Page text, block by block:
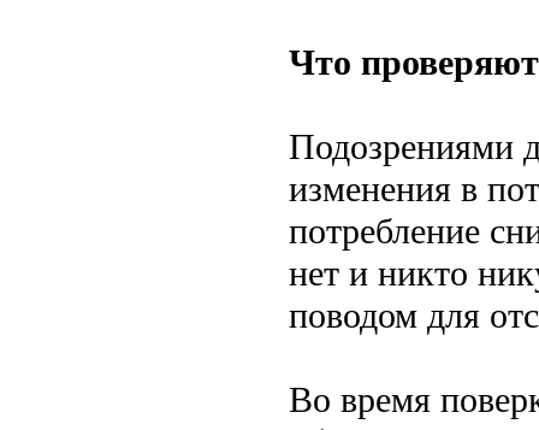
Что
Подозрениями
изменения в
потребление
нет и никто
поводом для
Во время